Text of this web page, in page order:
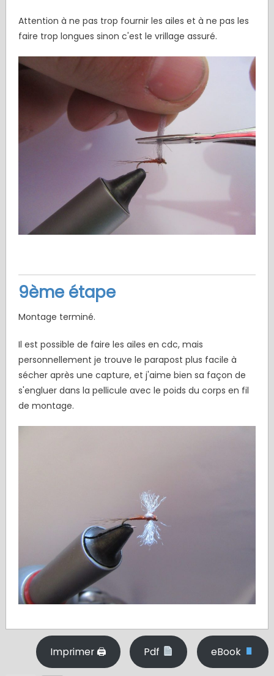
Attention à ne pas trop fournir les ailes et à ne pas les
faire trop longues sinon c'est le vrillage assuré.
9ème étape
Montage terminé.
Il est possible de faire les ailes en cdc, mais
personnellement je trouve le parapost plus facile à
sécher après une capture, et j'aime bien sa façon de
s'engluer dans la pellicule avec le poids du corps en fil
de montage.
Imprimer 🖨 Pdf eBook